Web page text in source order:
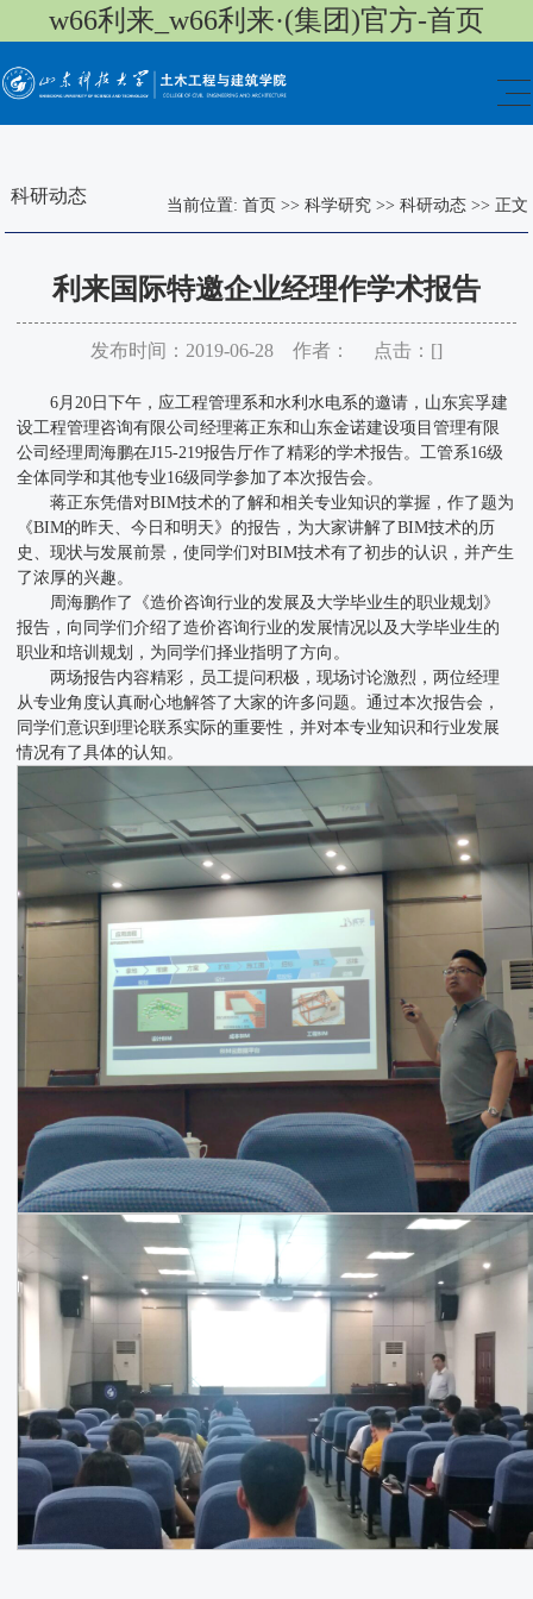
w66利来_w66利来·(集团)官方-首页
科研动态 当前位置: 首页 >> 科学研究>> 科研动态>> 正文
​利来国际特邀企业经理作学术报告
发布时间：2019-06-28 作者： 点击：[]
6月20日下午，应工程管理系和水利水电系的邀请，山东宾孚建
设工程管理咨询有限公司经理蒋正东和山东金诺建设项目管理有限
公司经理周海鹏在J15-219报告厅作了精彩的学术报告。工管系16级
全体同学和其他专业16级同学参加了本次报告会。
蒋正东凭借对BIM技术的了解和相关专业知识的掌握，作了题为
《BIM的昨天、今日和明天》的报告，为大家讲解了BIM技术的历
史、现状与发展前景，使同学们对BIM技术有了初步的认识，并产生
了浓厚的兴趣。
周海鹏作了《造价咨询行业的发展及大学毕业生的职业规划》
报告，向同学们介绍了造价咨询行业的发展情况以及大学毕业生的
职业和培训规划，为同学们择业指明了方向。
两场报告内容精彩，员工提问积极，现场讨论激烈，两位经理
从专业角度认真耐心地解答了大家的许多问题。通过本次报告会，
同学们意识到理论联系实际的重要性，并对本专业知识和行业发展
情况有了具体的认知。